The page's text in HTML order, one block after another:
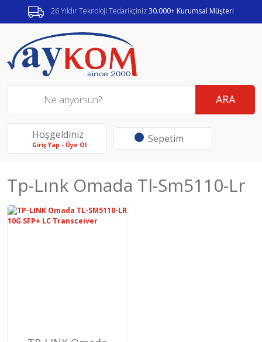
26 Yıldır Teknoloji Tedarikçiniz30.000+ Kurumsal Müşteri
ARA
Hoşgeldiniz
Giriş Yap - Üye Ol Sepetim
Tp-Lınk Omada Tl-Sm5110-Lr